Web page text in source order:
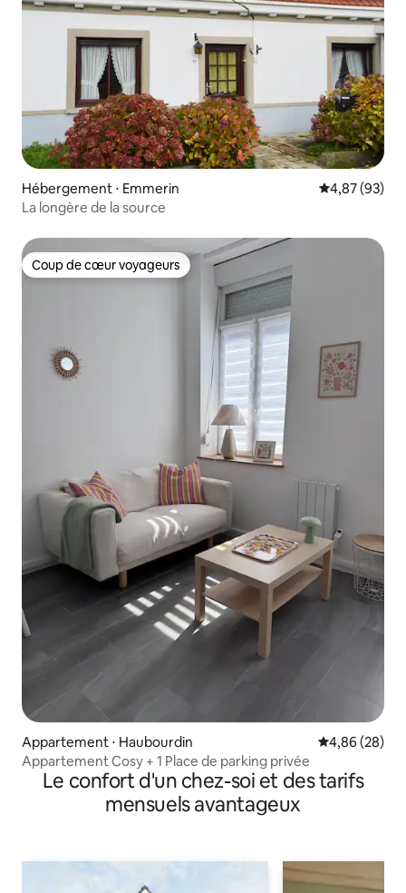
Hébergement ⋅ Emmerin Évaluation
4,87 (93)
La longère de la source
Coup de cœur voyageurs
Coup de cœur voyageurs
Appartement ⋅ Haubourdin Évaluation
4,86 (28)
Appartement Cosy + 1 Place de parking privée
Le confort d'un chez-soi et des tarifs
mensuels avantageux